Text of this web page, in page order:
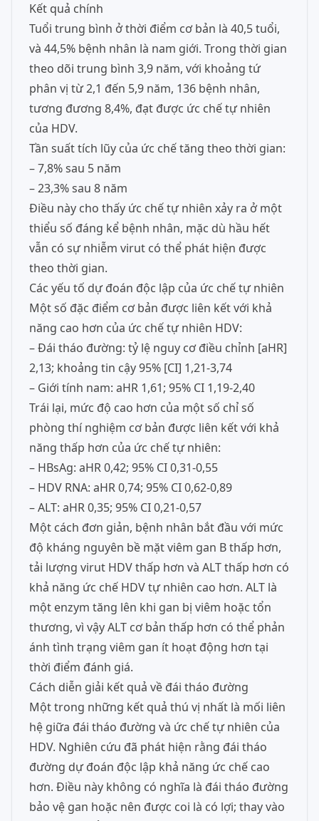
Kết quả chính
Tuổi trung bình ở thời điểm cơ bản là 40,5 tuổi,
và 44,5% bệnh nhân là nam giới. Trong thời gian
theo dõi trung bình 3,9 năm, với khoảng tứ
phân vị từ 2,1 đến 5,9 năm, 136 bệnh nhân,
tương đương 8,4%, đạt được ức chế tự nhiên
của HDV.
Tần suất tích lũy của ức chế tăng theo thời gian:
– 7,8% sau 5 năm
– 23,3% sau 8 năm
Điều này cho thấy ức chế tự nhiên xảy ra ở một
thiểu số đáng kể bệnh nhân, mặc dù hầu hết
vẫn có sự nhiễm virut có thể phát hiện được
theo thời gian.
Các yếu tố dự đoán độc lập của ức chế tự nhiên
Một số đặc điểm cơ bản được liên kết với khả
năng cao hơn của ức chế tự nhiên HDV:
– Đái tháo đường: tỷ lệ nguy cơ điều chỉnh [aHR]
2,13; khoảng tin cậy 95% [CI] 1,21-3,74
– Giới tính nam: aHR 1,61; 95% CI 1,19-2,40
Trái lại, mức độ cao hơn của một số chỉ số
phòng thí nghiệm cơ bản được liên kết với khả
năng thấp hơn của ức chế tự nhiên:
– HBsAg: aHR 0,42; 95% CI 0,31-0,55
– HDV RNA: aHR 0,74; 95% CI 0,62-0,89
– ALT: aHR 0,35; 95% CI 0,21-0,57
Một cách đơn giản, bệnh nhân bắt đầu với mức
độ kháng nguyên bề mặt viêm gan B thấp hơn,
tải lượng virut HDV thấp hơn và ALT thấp hơn có
khả năng ức chế HDV tự nhiên cao hơn. ALT là
một enzym tăng lên khi gan bị viêm hoặc tổn
thương, vì vậy ALT cơ bản thấp hơn có thể phản
ánh tình trạng viêm gan ít hoạt động hơn tại
thời điểm đánh giá.
Cách diễn giải kết quả về đái tháo đường
Một trong những kết quả thú vị nhất là mối liên
hệ giữa đái tháo đường và ức chế tự nhiên của
HDV. Nghiên cứu đã phát hiện rằng đái tháo
đường dự đoán độc lập khả năng ức chế cao
hơn. Điều này không có nghĩa là đái tháo đường
bảo vệ gan hoặc nên được coi là có lợi; thay vào